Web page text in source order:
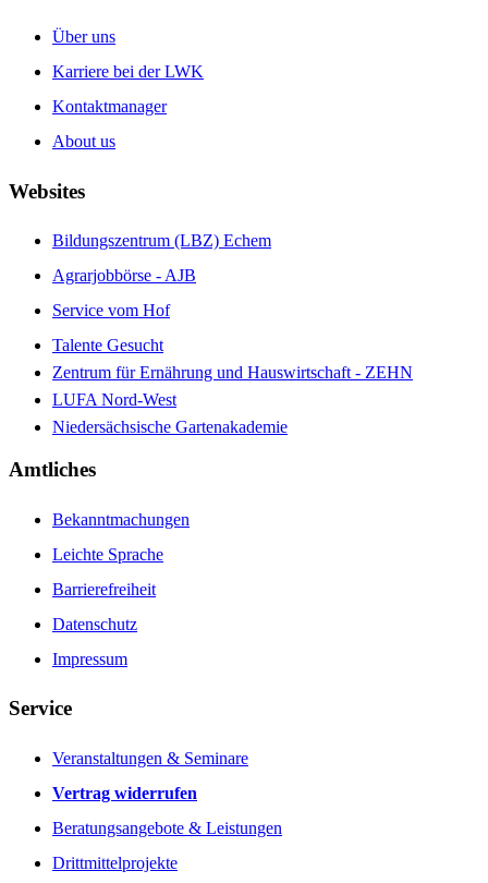
Über uns
Karriere bei der LWK
Kontaktmanager
About us
Websites
Bildungszentrum (LBZ) Echem
Agrarjobbörse - AJB
Service vom Hof
Talente Gesucht
Zentrum für Ernährung und Hauswirtschaft - ZEHN
LUFA Nord-West
Niedersächsische Gartenakademie
Amtliches
Bekanntmachungen
Leichte Sprache
Barrierefreiheit
Datenschutz
Impressum
Service
Veranstaltungen & Seminare
Vertrag widerrufen
Beratungsangebote & Leistungen
Drittmittelprojekte